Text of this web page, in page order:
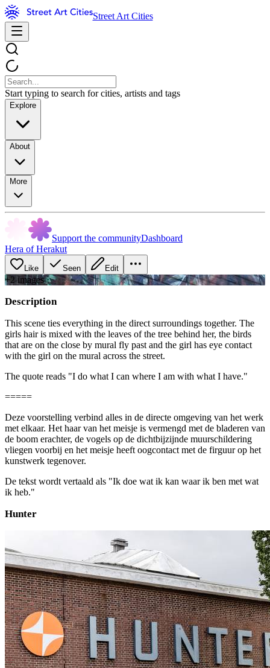
Street Art Cities
Start typing to search for cities, artists and tags
Explore
About
More
Support the communityDashboard
Hera of Herakut
Like Seen Edit
+2 images
Description
This scene ties everything in the direct surroundings together. The
girls hair is mixed with the leaves of the tree behind her, the birds
that are on the close by mural fly past and the girl has eye contact
with the girl on the mural across the street.
The quote reads "I do what I can where I am with what I have."
=====
Deze voorstelling verbind alles in de directe omgeving van het werk
met elkaar. Het haar van het meisje is vermengd met de bladeren van
de boom erachter, de vogels op de dichtbijzijnde muurschildering
vliegen voorbij en het meisje heeft oogcontact met de firguur op het
kunstwerk tegenover.
De tekst wordt vertaald als "Ik doe wat ik kan waar ik ben met wat
ik heb."
Hunter